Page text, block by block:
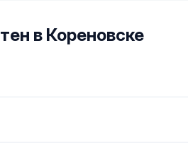
в Кореновске